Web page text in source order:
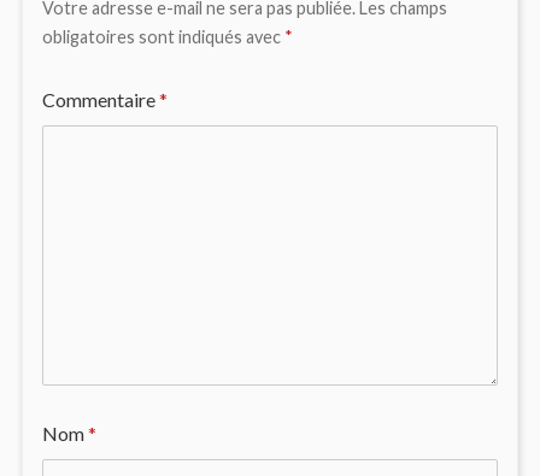
Votre adresse e-mail ne sera pas publiée.Les champs
obligatoires sont indiqués avec *
Commentaire*
Nom*